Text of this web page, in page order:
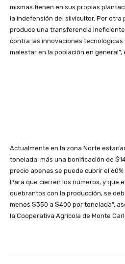
mismas tienen en sus propias
la indefensión del silvicultor. Por otra
produce una transferencia
contra las innovaciones
malestar en la población en general”,
Actualmente en la zona Norte
tonelada, más una bonificación de
precio apenas se puede cubrir el
Para que cierren los números, y que
quebrantos con la producción, se
menos $​​350 a $400 por tonelada”,
la Cooperativa Agrícola de Monte